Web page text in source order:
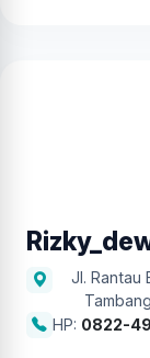
Jl. Rantau
HP: 0822-